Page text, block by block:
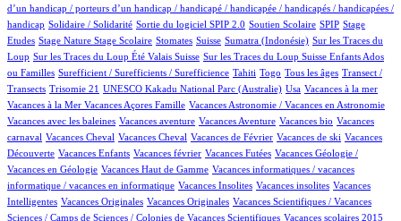
d’un handicap / porteurs d’un handicap / handicapé / handicapée / handicapés / handicapées /
handicap
2/957 Solidaire / Solidarité
3/957 Sortie du logiciel SPIP 2.0
60/957 Soutien Scolaire
3/957 SPIP
1/957
Stage
Etudes
1/957Stage Nature
9/957 Stage Scolaire
1/957 Stomates
156/957 Suisse
6/957 Sumatra (Indonésie)
2/957
Sur les Traces du
Loup
8/957Sur les Traces du Loup Été Valais Suisse
7/957
Sur les Traces du Loup Suisse Enfants Ados
ou Familles
2/957 Surefficient / Surefficients / Surefficience
46/957 Tahiti
7/957 Togo
12/957 Tous les âges
100/957
Transect /
Transects
2/957 Trisomie 21
1/957 UNESCO Kakadu National Parc (Australie)
15/957 Usa
1/957 Vacances à la mer
1/957
Vacances à la Mer
2/957 Vacances Açores Famille
43/957 Vacances Astronomie / Vacances en Astronomie
1/957
Vacances avec les baleines
1/957 Vacances aventure
9/957 Vacances Aventure
1/957 Vacances bio
1/957
Vacances
carnaval
107/957Vacances Cheval
1/957 Vacances Cheval
18/957 Vacances de Février
1/957 Vacances de ski
1/957
Vacances
Découverte
42/957 Vacances Enfants
1/957 Vacances février
3/957 Vacances Futées
28/957
Vacances Géologie /
Vacances en Géologie
1/957 Vacances Haut de Gamme
1/957
Vacances informatiques / vacances
informatique / vacances en informatique
1/957 Vacances Insolites
1/957 Vacances insolites
1/957
Vacances
Intelligentes
2/957 Vacances Originales
1/957 Vacances Originales
9/957
Vacances Scientifiques / Vacances
Sciences / Camps de Sciences / Colonies de Vacances Scientifiques
1/957 Vacances scolaires 2015
1/957